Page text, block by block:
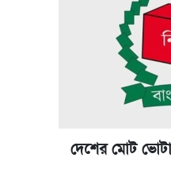
রাষ্ট্রবিরোধী
কেমব্রিজ
দেশের মোট